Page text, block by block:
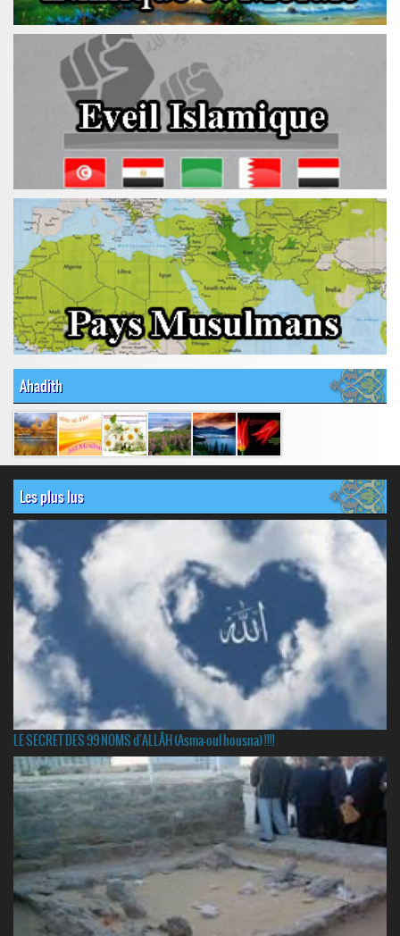
Ahadith
Les plus lus
LE SECRET DES 99 NOMS d'ALLÂH (Asma-oul housna) !!!!